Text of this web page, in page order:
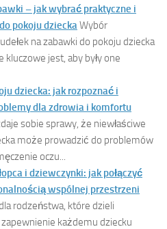
– jak wybrać praktyczne i
pokoju dzieckaWybór
na zabawki do pokoju dziecka
jest, aby były one
dziecka: jak rozpoznać i
dla zdrowia i komfortu
sobie sprawy, że niewłaściwe
może prowadzić do problemów
oczu...
i dziewczynki: jak połączyć
wspólnej przestrzeni
rodzeństwa, które dzieli
każdemu dziecku